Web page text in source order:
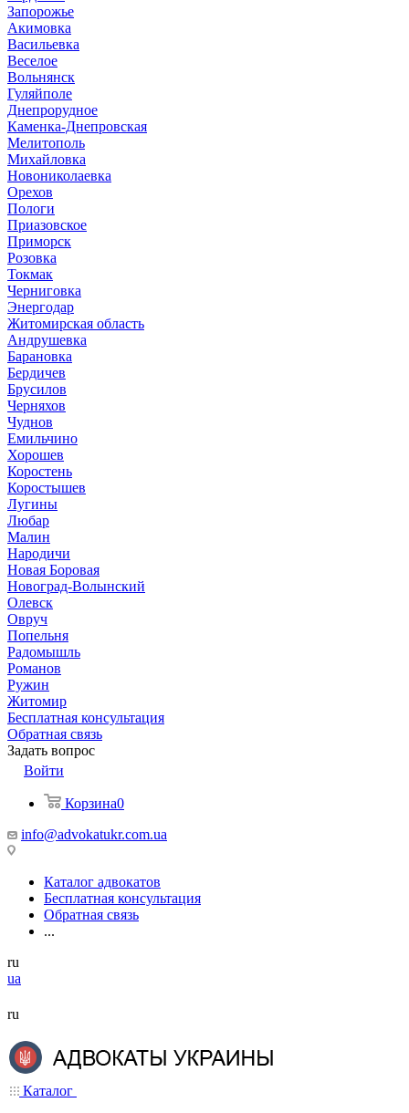
Запорожье
Акимовка
Васильевка
Веселое
Вольнянск
Гуляйполе
Днепрорудное
Каменка-Днепровская
Мелитополь
Михайловка
Новониколаевка
Орехов
Пологи
Приазовское
Приморск
Розовка
Токмак
Черниговка
Энергодар
Житомирская область
Андрушевка
Барановка
Бердичев
Брусилов
Черняхов
Чуднов
Емильчино
Хорошев
Коростень
Коростышев
Лугины
Любар
Малин
Народичи
Новая Боровая
Новоград-Волынский
Олевск
Овруч
Попельня
Радомышль
Романов
Ружин
Житомир
Бесплатная консультация
Обратная связь
Задать вопрос
Войти
Корзина0
info@advokatukr.com.ua
Каталог адвокатов
Бесплатная консультация
Обратная связь
...
ru
ua
ru
Каталог